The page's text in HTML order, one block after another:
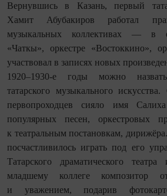
Вернувшись в Казань, первый
Хамит Абубакиров работал
музыкальных коллективах — в
«Чаткы», оркестре «Востоккино»,
участвовал в записях новых
1920–1930-е годы можно
татарского музыкального
первопроходцев сияло имя
популярных песен, оркестровых
к театральным постановкам,
посчастливилось играть под его
Татарского драматического
младшему коллеге композитор
и уважением, подарив